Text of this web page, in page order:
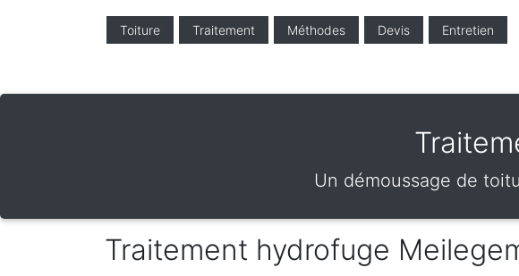
Toiture Traitement Méthodes Devis Entretien
Un démoussage de
Traitement hydrofuge